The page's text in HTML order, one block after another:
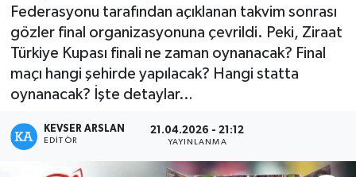
Federasyonu tarafından açıklanan takvim sonrası
gözler final organizasyonuna çevrildi. Peki, Ziraat
Türkiye Kupası finali ne zaman oynanacak? Final
maçı hangi şehirde yapılacak? Hangi statta
oynanacak? İşte detaylar…
KEVSER ARSLAN
EDITÖR
21.04.2026 - 21:12
YAYINLANMA
Kültür - Sanat
Yaşam